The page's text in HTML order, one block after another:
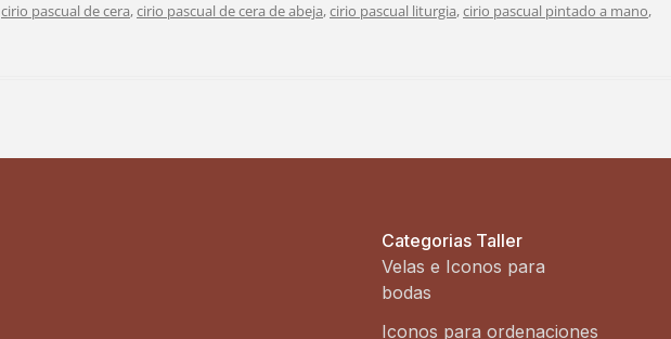
cirio pascual de cera,cirio pascual de cera de abeja,cirio pascual liturgia,cirio pascual pintado a mano,
Categorias Taller
Velas e Iconos para
bodas
Iconos para ordenaciones